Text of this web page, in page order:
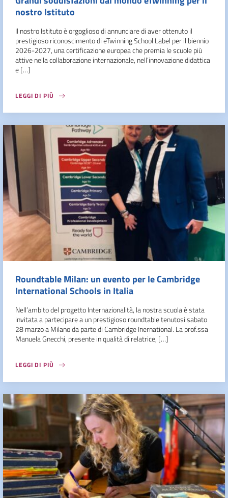
nostro Istituto
Il nostro Istituto è orgoglioso di annunciare di aver ottenuto il
prestigioso riconoscimento di eTwinning School Label per il biennio
2026-2027, una certificazione europea che premia le scuole più
attive nella collaborazione internazionale, nell’innovazione didattica
e […]
LEGGI DI PIÙ
Roundtable Milan: un evento per le Cambridge
International Schools in Italia
Nell’ambito del progetto Internazionalità, la nostra scuola è stata
invitata a partecipare a un prestigioso roundtable tenutosi sabato
28 marzo a Milano da parte di Cambridge Inernational. La prof.ssa
Manuela Gnecchi, presente in qualità di relatrice, […]
LEGGI DI PIÙ